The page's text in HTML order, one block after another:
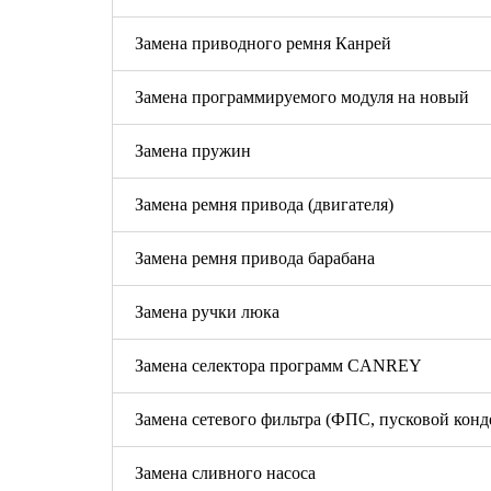
Замена приводного ремня Канрей
Замена программируемого модуля на новый
Замена пружин
Замена ремня привода (двигателя)
Замена ремня привода барабана
Замена ручки люка
Замена селектора программ CANREY
Замена сетевого фильтра (ФПС, пусковой
Замена сливного насоса